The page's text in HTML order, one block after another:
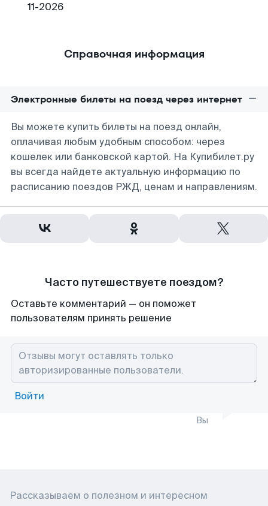
11-2026
Справочная информация
Электронные билеты на поезд через интернет
Вы можете купить билеты на поезд онлайн,
оплачивая любым удобным способом: через
кошелек или банковской картой. На Купибилет.ру
вы всегда найдете актуальную информацию по
расписанию поездов РЖД, ценам и направлениям.
Часто путешествуете поездом?
Оставьте комментарий — он поможет
пользователям принять решение
Войти
Вы
Рассказываем о полезном и интересном